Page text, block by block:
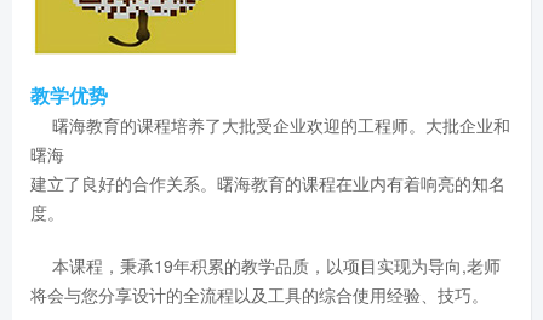
教学优势
曙海教育的课程培养了大批受企业欢迎的工程师。大批企业和
曙海
建立了良好的合作关系。曙海教育的课程在业内有着响亮的知名
度。
本课程，秉承19年积累的教学品质，以项目实现为导向,老师
将会与您分享设计的全流程以及工具的综合使用经验、技巧。